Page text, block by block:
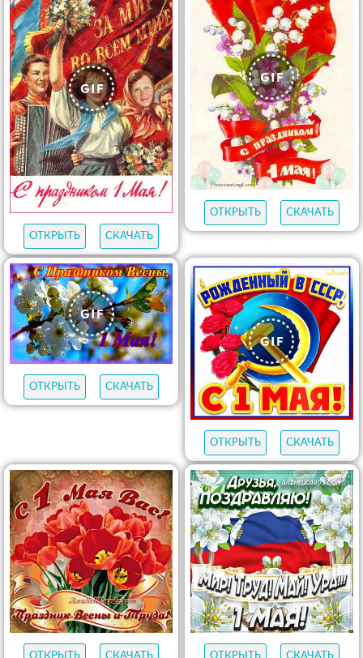
ОТКРЫТЬ СКАЧАТЬ
ОТКРЫТЬ СКАЧАТЬ
ОТКРЫТЬ СКАЧАТЬ
ОТКРЫТЬ СКАЧАТЬ
ОТКРЫТЬ СКАЧАТЬ ОТКРЫТЬ СКАЧАТЬ